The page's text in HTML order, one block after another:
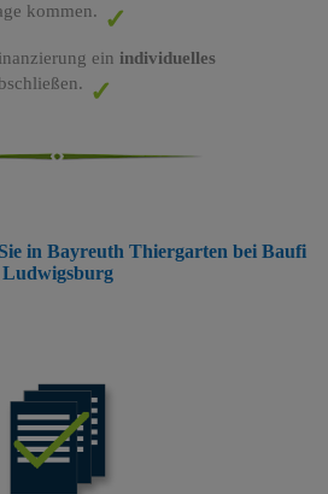
kommen.
ein individuelles
in Bayreuth Thiergarten bei Baufi
Ludwigsburg